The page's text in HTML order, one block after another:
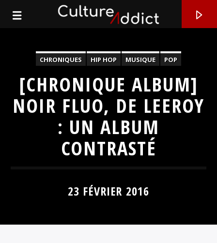
CHRONIQUES HIP HOP MUSIQUE POP
[CHRONIQUE ALBUM]
NOIR FLUO, DE LEEROY
: UN ALBUM
CONTRASTÉ
23 FÉVRIER 2016